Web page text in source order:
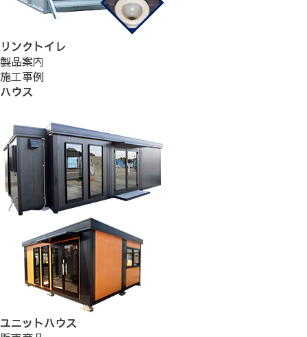
リンクトイレ
製品案内
施工事例
ハウス
ユニットハウス